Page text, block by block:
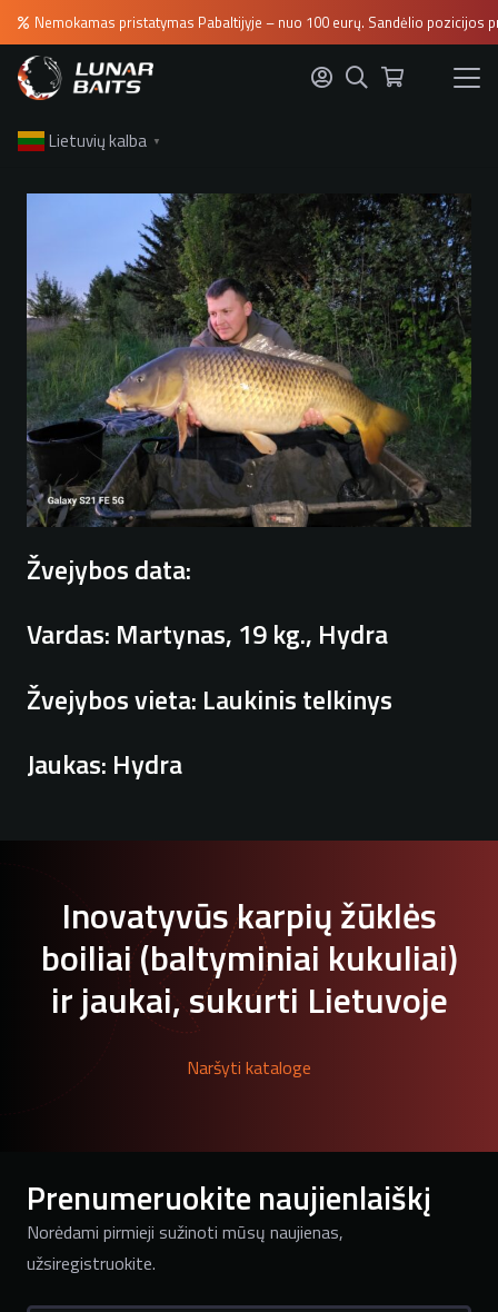
Nemokamas pristatymas Pabaltijyje – nuo 100 eurų. Sandėlio
Lietuvių kalba ▼
Žvejybos data:
Vardas: Martynas, 19 kg., Hydra
Žvejybos vieta: Laukinis telkinys
Jaukas: Hydra
Inovatyvūs karpių žūklės
boiliai (baltyminiai kukuliai)
ir jaukai, sukurti Lietuvoje
Naršyti kataloge
Prenumeruokite naujienlaiškį
Norėdami pirmieji sužinoti mūsų naujienas,
užsiregistruokite.